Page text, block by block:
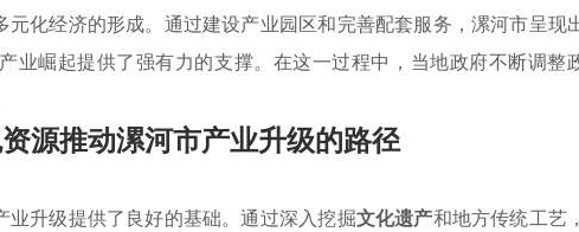
化经济的形成。通过建设产业园区和完善配套服务，漯河市呈现
业崛起提供了强有力的支撑。在这一过程中，当地政府不断调整
源推动漯河市产业升级的路径
升级提供了良好的基础。通过深入挖掘文化遗产和地方传统工艺，